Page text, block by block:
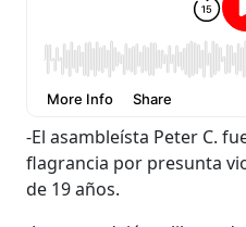
-El asambleísta Peter C.
flagrancia por presunta
de 19 años.